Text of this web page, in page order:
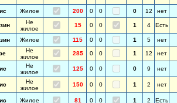
Жилое 200 0 0 0 12 нет
Не
жилое
15 0 0 1 4 Есть
Жилое 115 0 0 1 5 нет
Не
жилое
285 0 0 1 12 нет
Не
жилое
125 0 0 0 9 нет
Не
жилое
150 0 0 1 2 нет
Жилое 81 0 0 1 2 Есть